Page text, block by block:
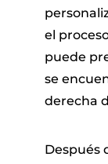
el
puede
se
derecha
Después